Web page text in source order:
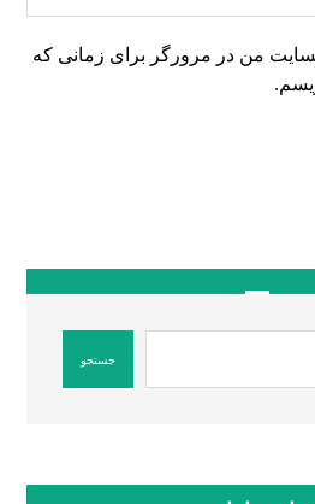
من در مرورگر برای زمانی که